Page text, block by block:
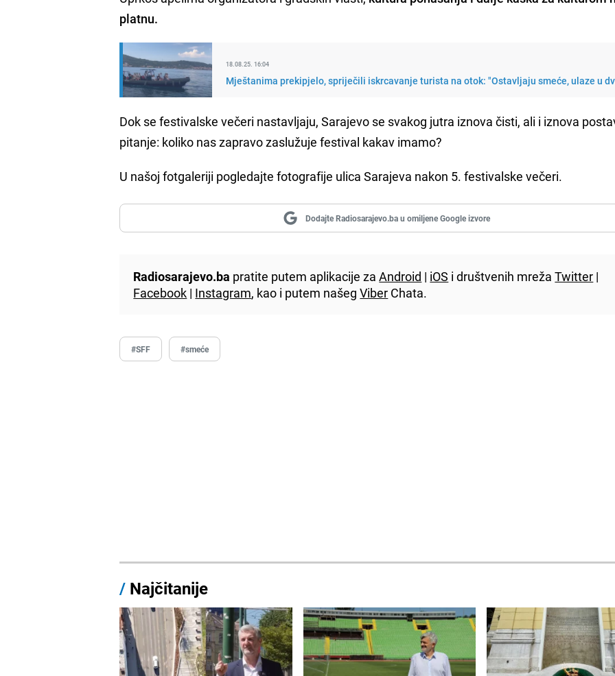
platnu.
18.08.25. 16:04
Mještanima prekipjelo, spriječili iskrcavanje turista na otok: "Ostavljaju smeće, ulaze u
Dok se festivalske večeri nastavljaju, Sarajevo se svakog jutra iznova čisti, ali i iznova
pitanje: koliko nas zapravo zaslužuje festival kakav imamo?
U našoj fotgaleriji pogledajte fotografije ulica Sarajeva nakon 5. festivalske večeri.
Dodajte Radiosarajevo.ba u omiljene Google izvore
Radiosarajevo.ba pratite putem aplikacije zaAndroid | iOS i društvenih mrežaTwitter |
Facebook | Instagram, kao i putem našegViber Chata.
#SFF #smeće
/ Najčitanije